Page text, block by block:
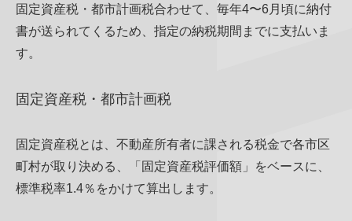
固定資産税・都市計画税合わせて、毎年4〜6月頃に納付
書が送られてくるため、指定の納税期間までに支払いま
す。
固定資産税・都市計画税
固定資産税とは、不動産所有者に課される税金で各市区
町村が取り決める、「固定資産税評価額」をベースに、
標準税率1.4％をかけて算出します。